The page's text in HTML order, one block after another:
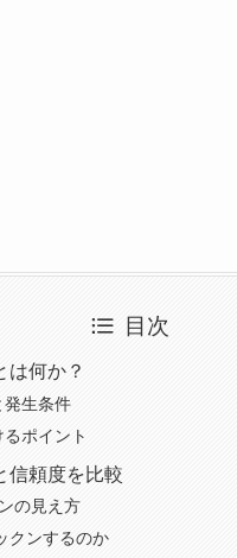
目次
は何か？
発生条件
ポイント
信頼度を比較
の見え方
クンするのか